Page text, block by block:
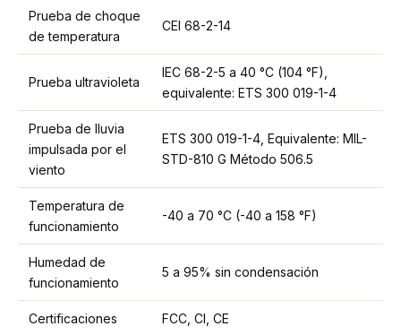
Prueba de choque
de temperatura
CEI 68-2-14
Prueba ultravioleta
IEC 68-2-5 a 40 °C (104 °F),
equivalente: ETS 300 019-1-4
Prueba de lluvia
impulsada por el
viento
ETS 300 019-1-4, Equivalente: MIL-
STD-810 G Método 506.5
Temperatura de
funcionamiento
-40 a 70 °C (-40 a 158 °F)
Humedad de
funcionamiento
5 a 95% sin condensación
Certificaciones FCC, CI, CE